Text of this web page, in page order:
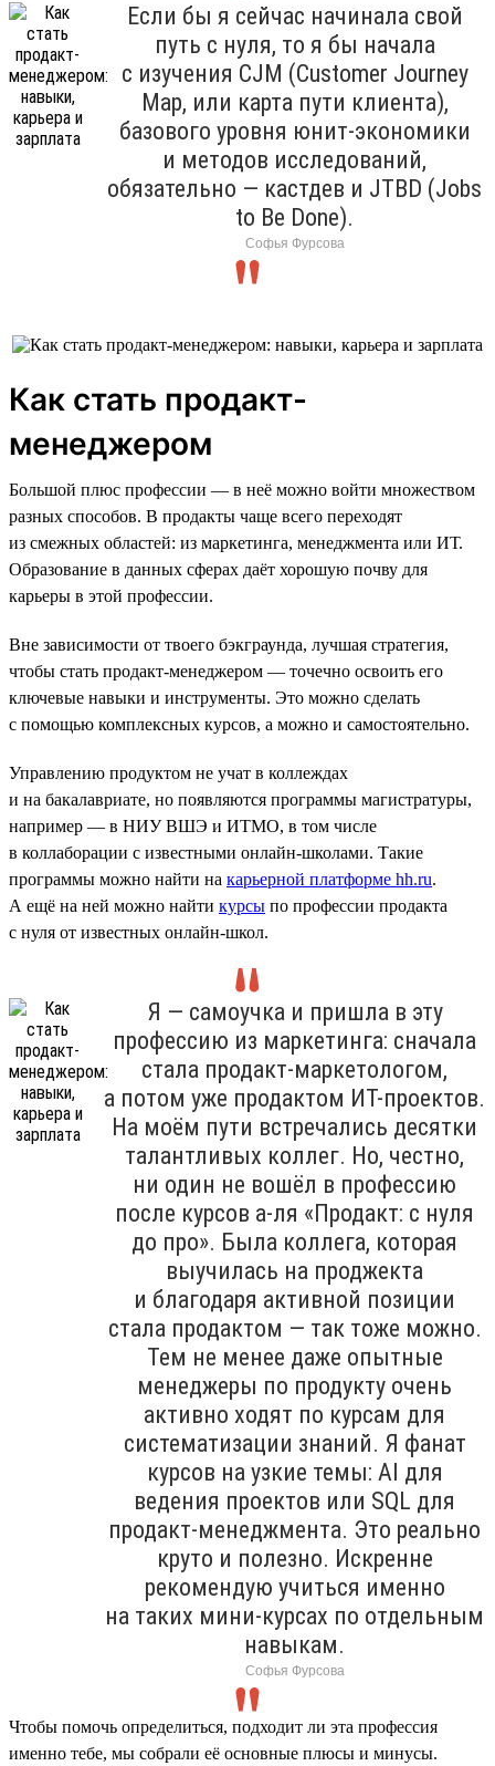
Если бы я сейчас начинала свой
путь с нуля, то я бы начала
с изучения CJM (Customer Journey
Map, или карта пути клиента),
базового уровня юнит-экономики
и методов исследований,
обязательно — кастдев и JTBD (Jobs
to Be Done).
Софья Фурсова
Как стать продакт-
менеджером
Большой плюс профессии — в неё можно войти множеством
разных способов. В продакты чаще всего переходят
из смежных областей: из маркетинга, менеджмента или ИТ.
Образование в данных сферах даёт хорошую почву для
карьеры в этой профессии.
Вне зависимости от твоего бэкграунда, лучшая стратегия,
чтобы стать продакт-менеджером — точечно освоить его
ключевые навыки и инструменты. Это можно сделать
с помощью комплексных курсов, а можно и самостоятельно.
Управлению продуктом не учат в коллеждах
и на бакалавриате, но появляются программы магистратуры,
например — в НИУ ВШЭ и ИТМО, в том числе
в коллаборации с известными онлайн-школами. Такие
программы можно найти на карьерной платформе hh.ru.
А ещё на ней можно найти курсы по профессии продакта
с нуля от известных онлайн-школ.
Я — самоучка и пришла в эту
профессию из маркетинга: сначала
стала продакт-маркетологом,
а потом уже продактом ИТ-проектов.
На моём пути встречались десятки
талантливых коллег. Но, честно,
ни один не вошёл в профессию
после курсов а-ля «Продакт: с нуля
до про». Была коллега, которая
выучилась на проджекта
и благодаря активной позиции
стала продактом — так тоже можно.
Тем не менее даже опытные
менеджеры по продукту очень
активно ходят по курсам для
систематизации знаний. Я фанат
курсов на узкие темы: AI для
ведения проектов или SQL для
продакт-менеджмента. Это реально
круто и полезно. Искренне
рекомендую учиться именно
на таких мини-курсах по отдельным
навыкам.
Софья Фурсова
Чтобы помочь определиться, подходит ли эта профессия
именно тебе, мы собрали её основные плюсы и минусы.